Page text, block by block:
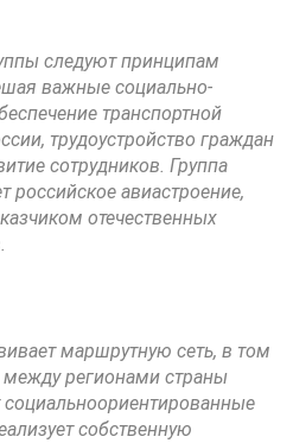
следуют принципам
важные социально-
транспортной
трудоустройство граждан
сотрудников. Группа
российское авиастроение,
отечественных
маршрутную сеть, в том
регионами страны
собственную